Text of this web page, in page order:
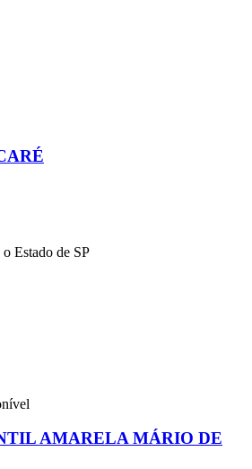
Estado de SP
AMARELA MÁRIO DE